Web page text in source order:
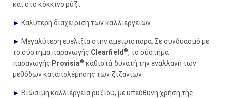
και στο κόκκινο ρύζι
► Καλύτερη διαχείριση των καλλιεργειών
► Μεγαλύτερη ευελιξία στην αμειψισπορά. Σε συνδυασμό με
το σύστημα παραγωγής Clearfield®, το σύστημα
παραγωγής Provisia® καθιστά δυνατή την εναλλαγή των
μεθόδων καταπολέμησης των ζιζανίων
► Βιώσιμη καλλιέργεια ρυζιού, με υπεύθυνη χρήση της